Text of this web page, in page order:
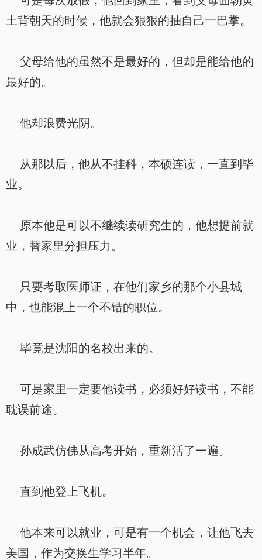
土背朝天的时候，他就会狠狠的抽自己一巴掌。
父母给他的虽然不是最好的，但却是能给他的
最好的。
他却浪费光阴。
从那以后，他从不挂科，本硕连读，一直到毕
业。
原本他是可以不继续读研究生的，他想提前就
业，替家里分担压力。
只要考取医师证，在他们家乡的那个小县城
中，也能混上一个不错的职位。
毕竟是沈阳的名校出来的。
可是家里一定要他读书，必须好好读书，不能
耽误前途。
孙成武仿佛从高考开始，重新活了一遍。
直到他登上飞机。
他本来可以就业，可是有一个机会，让他飞去
美国，作为交换生学习半年。